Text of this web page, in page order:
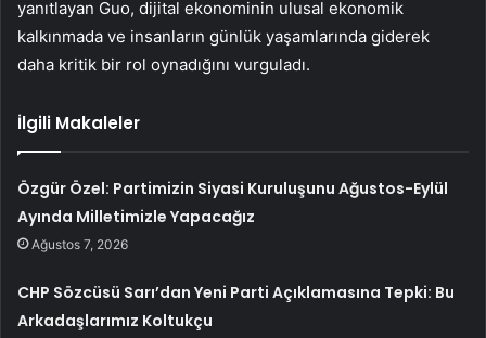
yanıtlayan Guo, dijital ekonominin ulusal ekonomik
kalkınmada ve insanların günlük yaşamlarında giderek
daha kritik bir rol oynadığını vurguladı.
İlgili Makaleler
Özgür Özel: Partimizin Siyasi Kuruluşunu Ağustos-Eylül
Ayında Milletimizle Yapacağız
Ağustos 7, 2026
CHP Sözcüsü Sarı’dan Yeni Parti Açıklamasına Tepki: Bu
Arkadaşlarımız Koltukçu